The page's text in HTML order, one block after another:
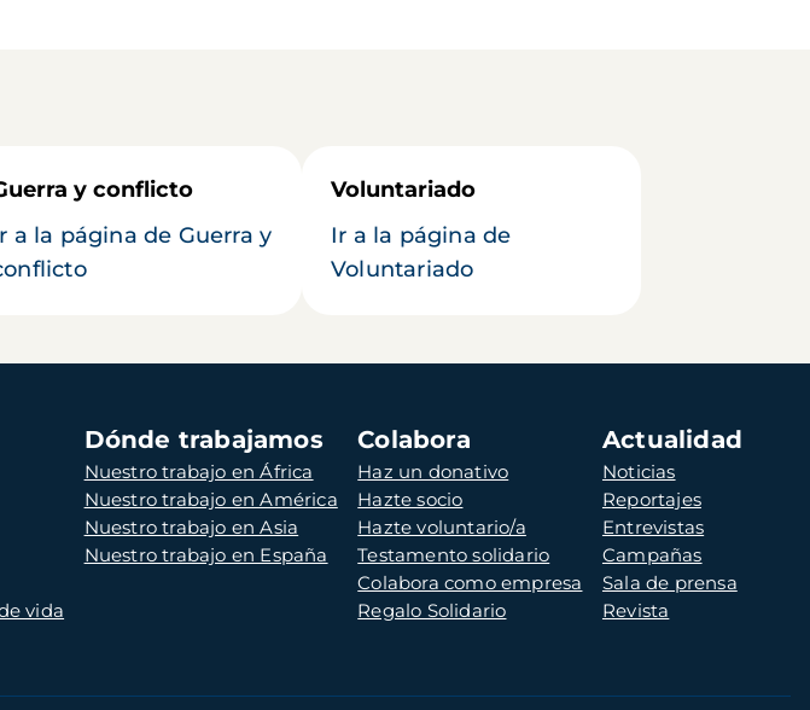
y conflicto
a la página de Guerra y
Voluntariado
Ir a la página de
Voluntariado
vida
Dónde trabajamos
Nuestro trabajo en África
Nuestro trabajo en América
Nuestro trabajo en Asia
Nuestro trabajo en España
Colabora
Haz un donativo
Hazte socio
Hazte voluntario/a
Testamento solidario
Colabora como empresa
Regalo Solidario
Actualidad
Noticias
Reportajes
Entrevistas
Campañas
Sala de prensa
Revista